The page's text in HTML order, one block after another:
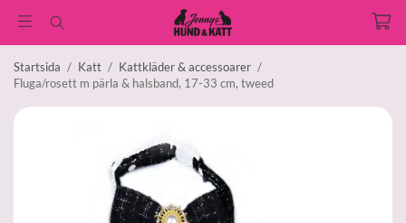
Startsida / Katt / Kattkläder & accessoarer /
Fluga/rosett m pärla & halsband, 17-33 cm, tweed